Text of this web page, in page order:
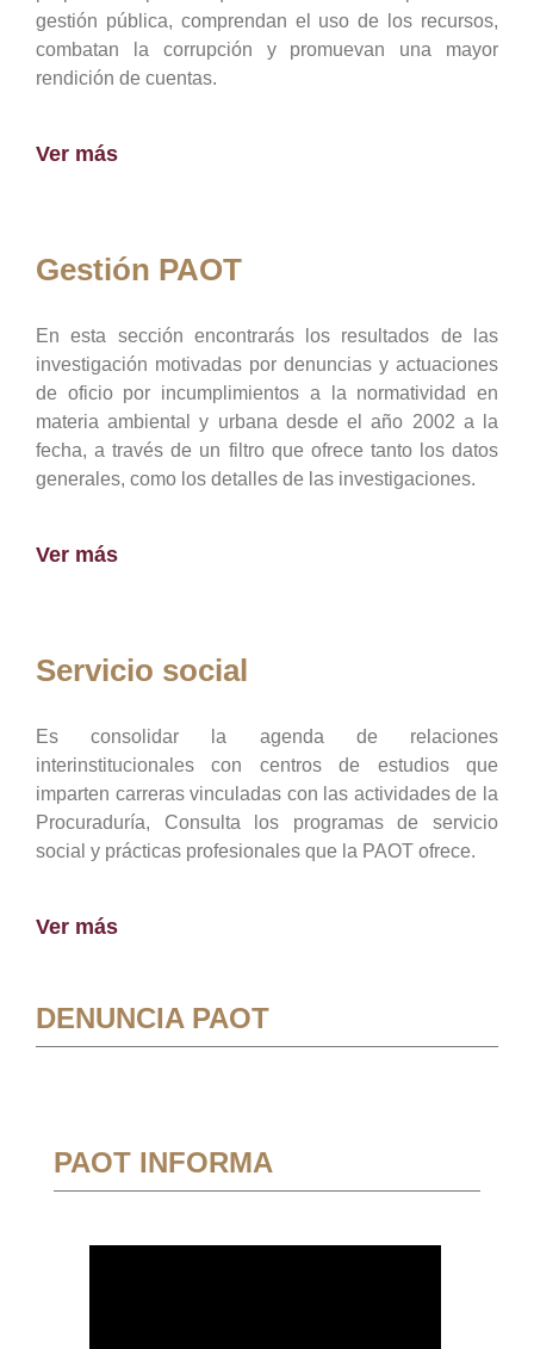
gestión pública, comprendan el uso de los recursos,
combatan la corrupción y promuevan una mayor
rendición de cuentas.
Ver más
Gestión PAOT
En esta sección encontrarás los resultados de las
investigación motivadas por denuncias y actuaciones
de oficio por incumplimientos a la normatividad en
materia ambiental y urbana desde el año 2002 a la
fecha, a través de un filtro que ofrece tanto los datos
generales, como los detalles de las investigaciones.
Ver más
Servicio social
Es consolidar la agenda de relaciones
interinstitucionales con centros de estudios que
imparten carreras vinculadas con las actividades de la
Procuraduría, Consulta los programas de servicio
social y prácticas profesionales que la PAOT ofrece.
Ver más
DENUNCIA PAOT
PAOT INFORMA